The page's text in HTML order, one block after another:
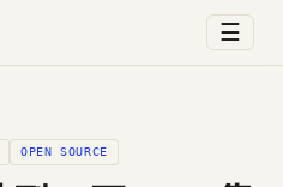
☰
OPEN SOURCE